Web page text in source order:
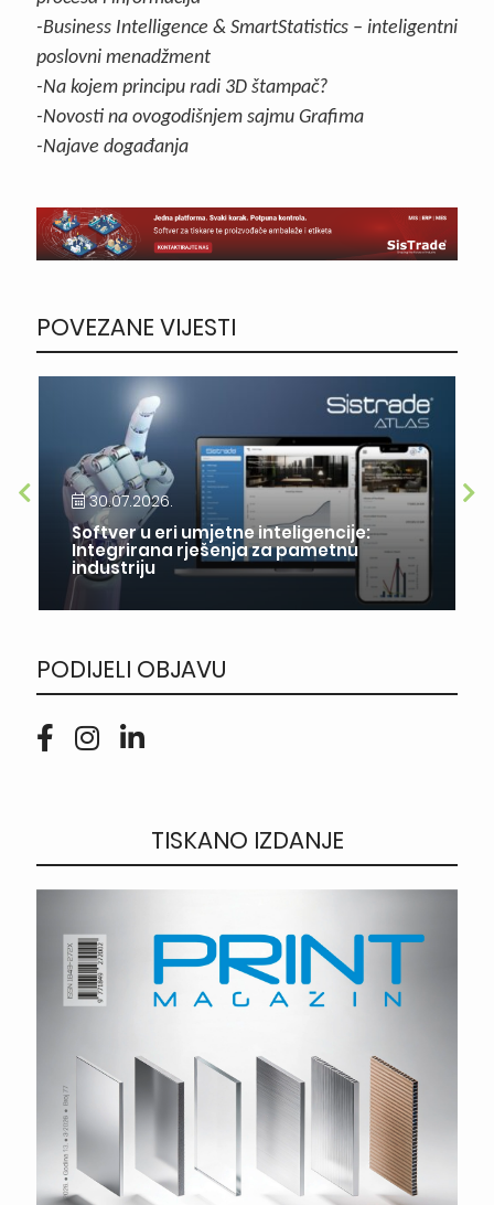
-Business Intelligence & SmartStatistics – inteligentni
poslovni menadžment
-Na kojem principu radi 3D štampač?
-Novosti na ovogodišnjem sajmu Grafima
-Najave događanja
POVEZANE VIJESTI
30.07.2026.
Softver u eri umjetne inteligencije:
Integrirana rješenja za pametnu
industriju
PODIJELI OBJAVU
TISKANO IZDANJE